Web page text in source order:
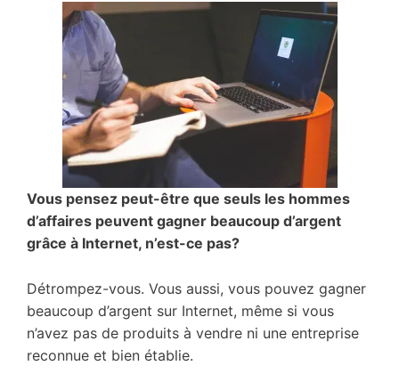
Vous pensez peut-être que seuls les hommes
d’affaires peuvent gagner beaucoup d’argent
grâce à Internet, n’est-ce pas?
Détrompez-vous. Vous aussi, vous pouvez gagner
beaucoup d’argent sur Internet, même si vous
n’avez pas de produits à vendre ni une entreprise
reconnue et bien établie.